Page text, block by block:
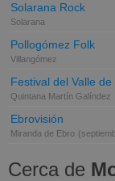
Solarana Rock
Solarana
Pollogómez Folk
Villangómez
Festival del Valle de
Quintana Martín Galíndez
Ebrovisión
Miranda de Ebro
Cerca de